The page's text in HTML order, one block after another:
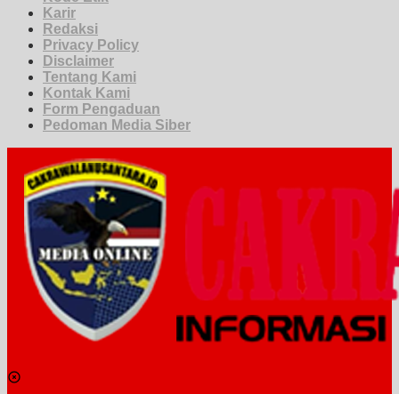
Karir
Redaksi
Privacy Policy
Disclaimer
Tentang Kami
Kontak Kami
Form Pengaduan
Pedoman Media Siber